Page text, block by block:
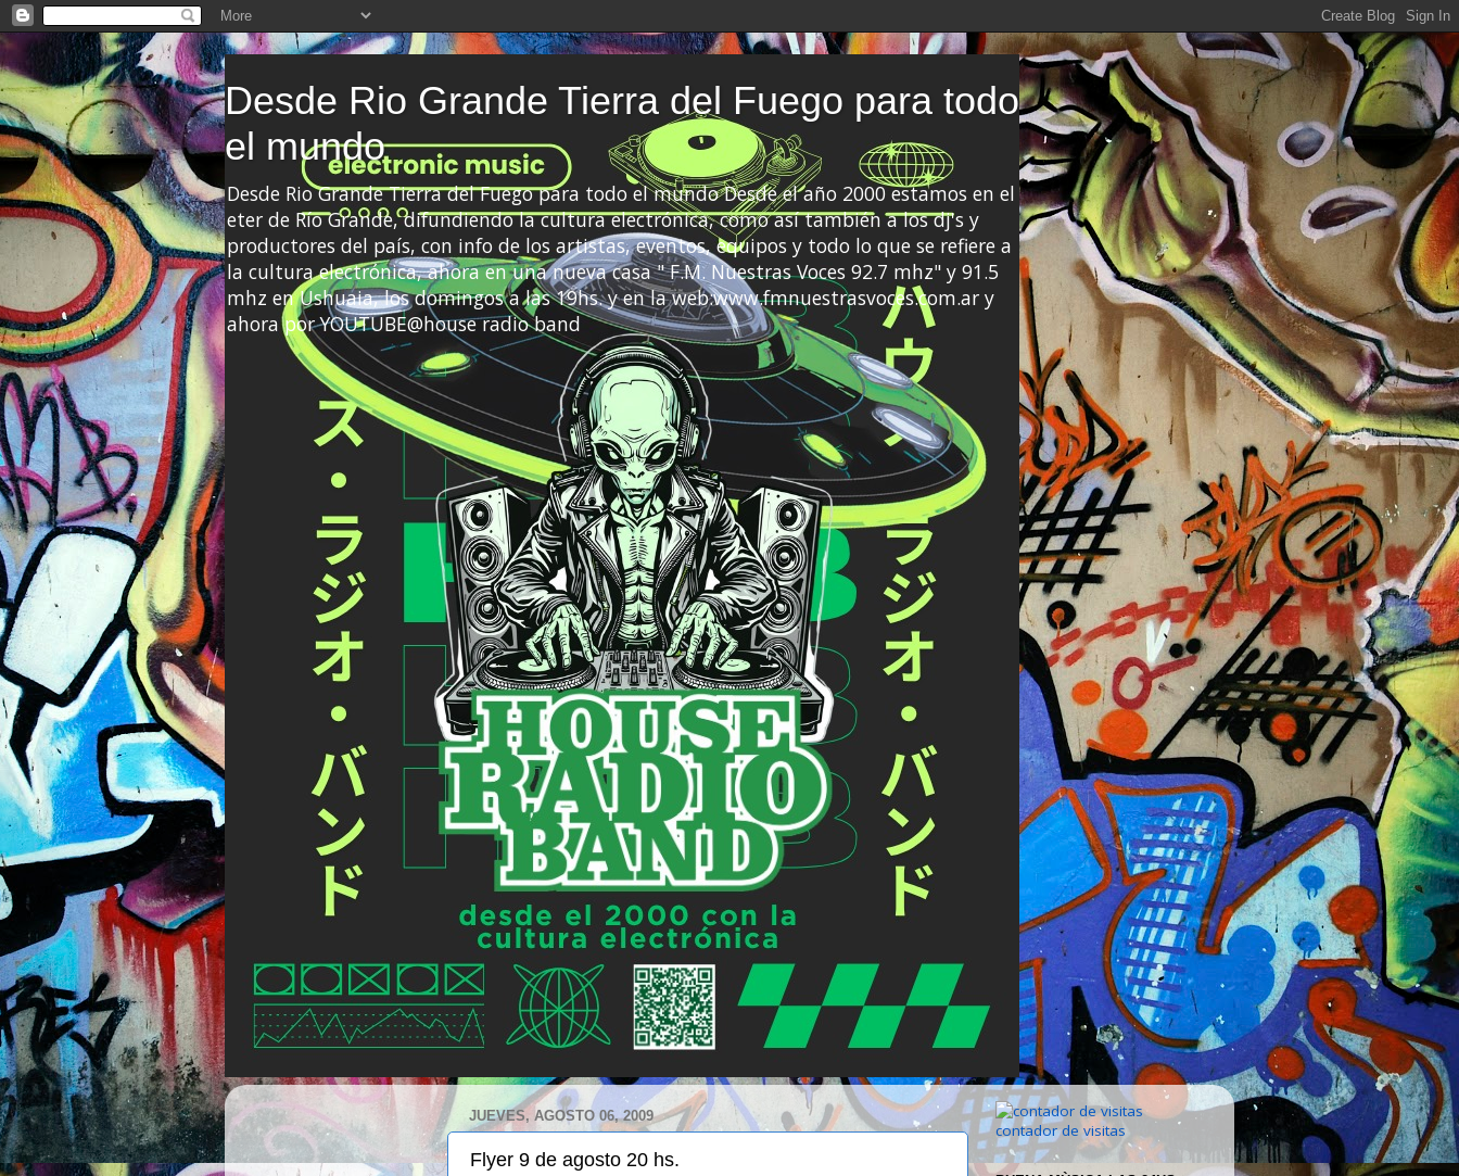
Desde Rio Grande Tierra del Fuego para todo
el mundo
Desde Rio Grande Tierra del Fuego para todo el mundo Desde el año 2000 estamos en el
eter de Río Grande, difundiendo la cultura electrónica, como así también a los dj's y
productores del país, con info de los artistas, eventos, equipos y todo lo que se refiere a
la cultura electrónica, ahora en una nueva casa " F.M. Nuestras Voces 92.7 mhz" y 91.5
mhz en Ushuaia, los domingos a las 19hs. y en la web:www.fmnuestrasvoces.com.ar y
ahora por YOUTUBE@house radio band
JUEVES, AGOSTO 06, 2009
Flyer 9 de agosto 20 hs.
contador de visitas